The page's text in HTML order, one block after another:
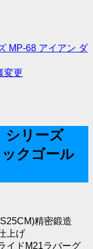
MP-68 アイアン ダ
変更
シリーズ
クゴール
精密鍛造
上げ
イドM21ラバーグ